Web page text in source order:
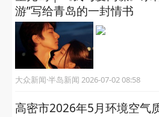
游”写给青岛的一封情书
大众新闻·半岛新闻 2026-07-02 08:58
高密市2026年5月环境空气